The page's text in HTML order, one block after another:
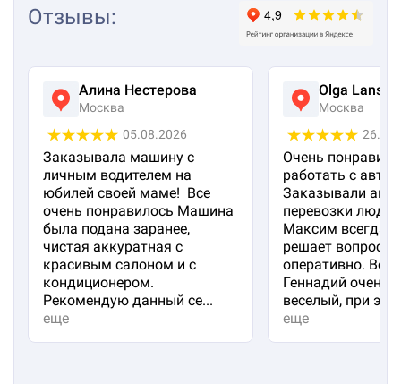
Отзывы:
Алина Нестерова
Москва
05.08.2026
Заказывала машину с
личным водителем на
юбилей своей маме! Все
очень понравилось Машина
была подана заранее,
чистая аккуратная с
красивым салоном и с
кондиционером.
Рекомендую данный се...
еще
Olga
Москва
Очень
работать с авто
Заказывали
перевозки
Максим всегда
решает вопросы
оперативно.
Геннадий очень
веселый, при эт...
еще